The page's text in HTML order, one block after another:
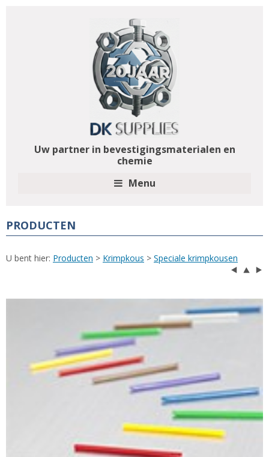
Uw partner in bevestigingsmaterialen en
chemie
Menu
PRODUCTEN
U bent hier: Producten > Krimpkous > Speciale krimpkousen